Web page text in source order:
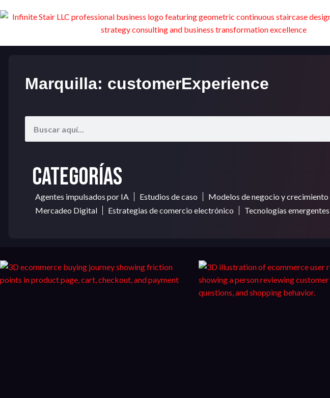
Marquilla: customerExperience
Categorías
Agentes impulsados por IA Estudios de caso Modelos de negocio y crecimiento
Mercadeo Digital
Estrategias de comercio electrónico Tecnologías emergentes